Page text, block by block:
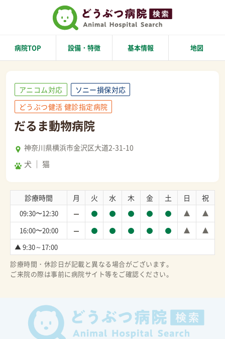
病院TOP 設備・特徴 基本情報 地図
アニコム対応
ソニー損保対応
どうぶつ健活 健診指定病院
だるま動物病院
神奈川県横浜市金沢区大道2-31-10
犬 猫
診療時間 月 火 水 木 金 土 日 祝
09:30〜12:30
16:00〜20:00
▲ 9:30～17:00
診療時間・休診日が記載と異なる場合がございます。
ご来院の際は事前に病院サイト等をご確認ください。